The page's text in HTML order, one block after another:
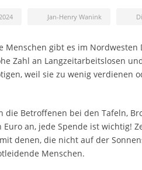
Jan-Henry Wanink
Menschen gibt es im Nordwesten
Zahl an Langzeitarbeitslosen
weil sie zu wenig verdienen
die Betroffenen bei den Tafeln,
Euro an, jede Spende ist wichtig!
denen, die nicht auf der
Menschen.